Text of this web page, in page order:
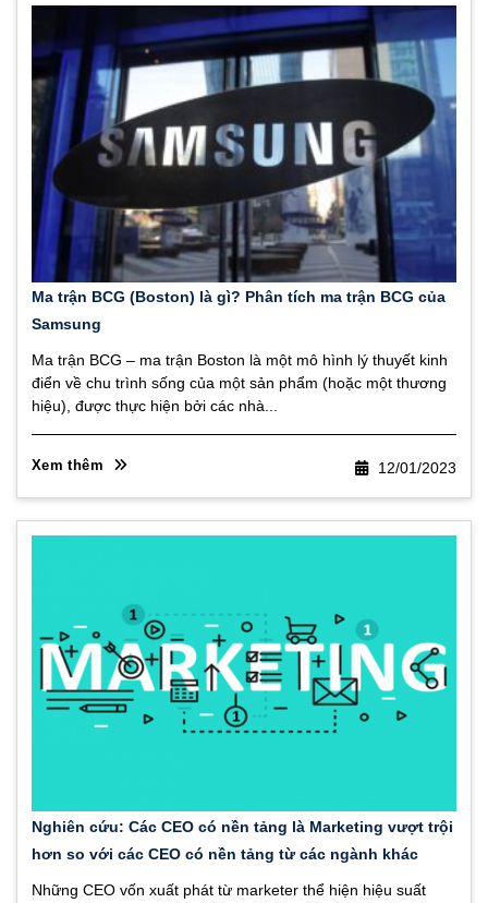
Ma trận BCG (Boston) là gì? Phân tích ma trận BCG của
Samsung
12/01/2023
Ma trận BCG – ma trận Boston là một mô hình lý thuyết kinh
điển về chu trình sống của một sản phẩm (hoặc một thương
hiệu), được thực hiện bởi các nhà...
Xem thêm
Nghiên cứu: Các CEO có nền tảng là Marketing vượt trội
hơn so với các CEO có nền tảng từ các ngành khác
Những CEO vốn xuất phát từ marketer thể hiện hiệu suất